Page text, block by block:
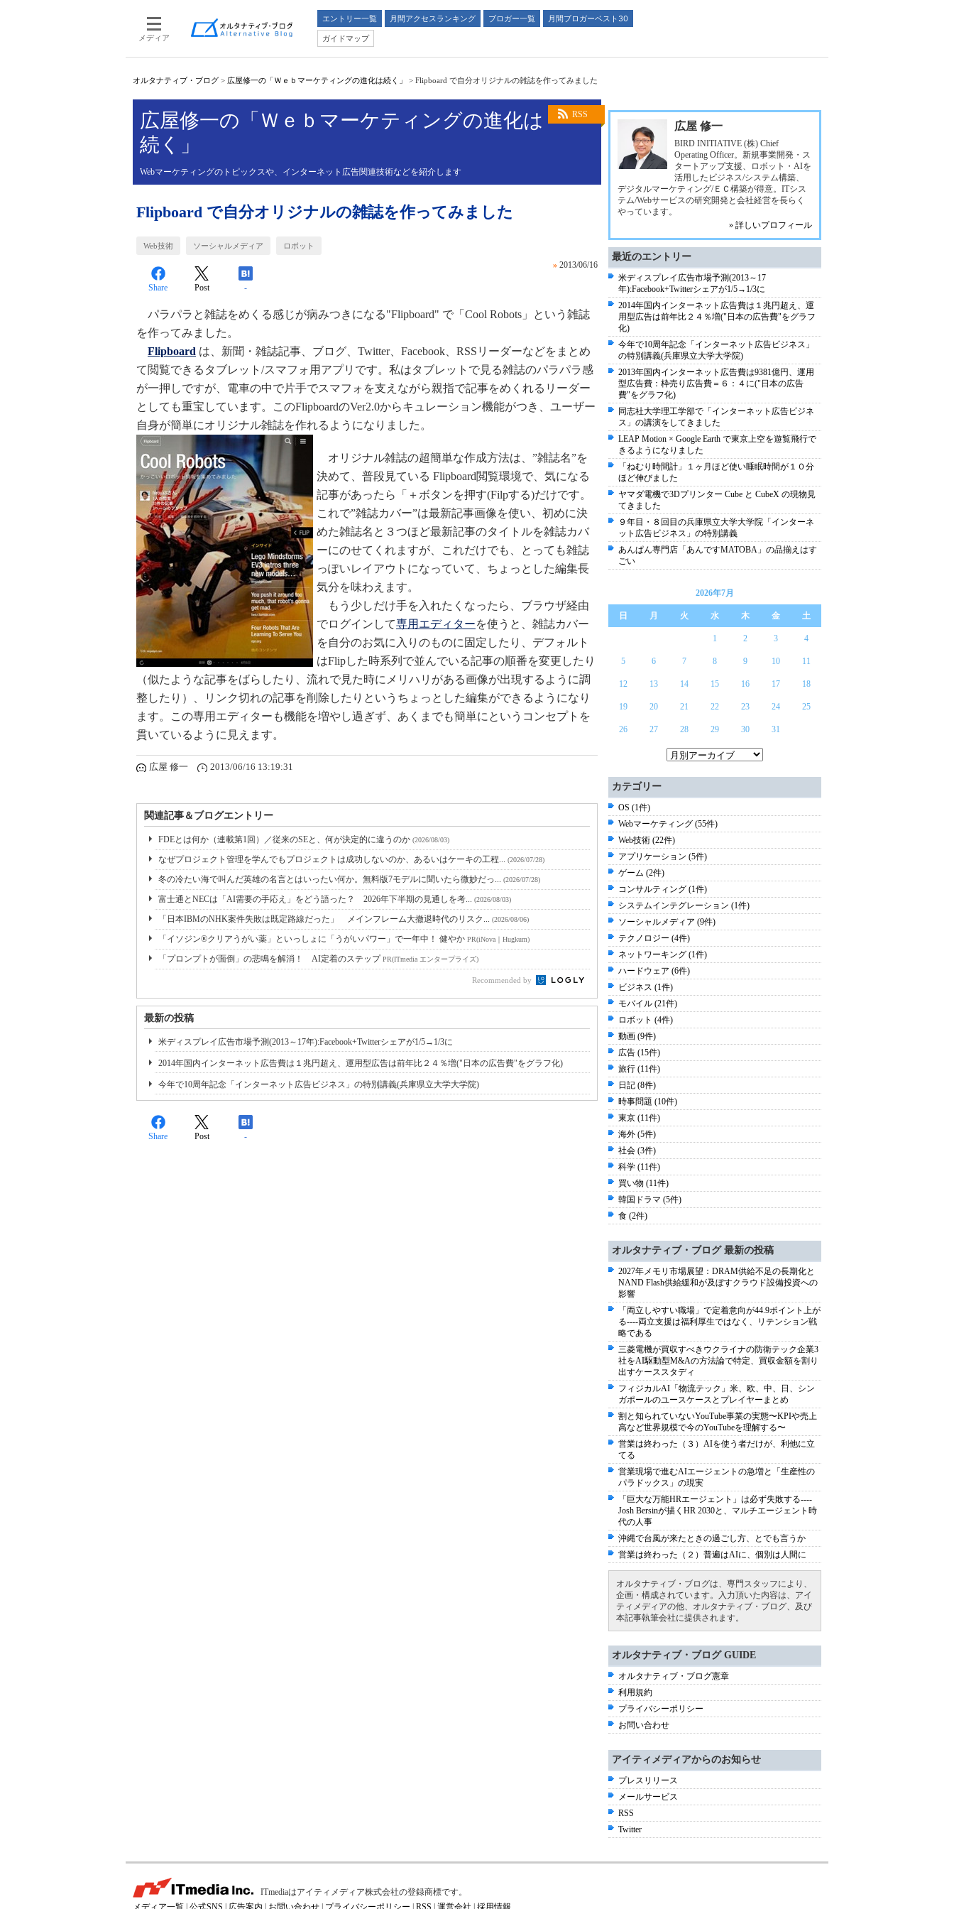
メディア
エントリー一覧 月間アクセスランキング ブロガー一覧
月間ブロガーベスト30
ガイドマップ
オルタナティブ・ブログ > 広屋修一の「Ｗｅｂマーケティングの進化は続く」 > Flipboard で自分オリジナルの雑誌を作ってみました
RSS
広屋修一の「Ｗｅｂマーケティングの進化は
続く」
Webマーケティングのトピックスや、インターネット広告関連技術などを紹介します
Flipboard で自分オリジナルの雑誌を作ってみました
Web技術 ソーシャルメディア ロボット
» 2013/06/16
Share Post -
パラパラと雑誌をめくる感じが病みつきになる"Flipboard" で「Cool Robots」という雑誌
を作ってみました。
Flipboard は、新聞・雑誌記事、ブログ、Twitter、Facebook、RSSリーダーなどをまとめ
て閲覧できるタブレット/スマフォ用アプリです。私はタブレットで見る雑誌のパラパラ感
が一押しですが、電車の中で片手でスマフォを支えながら親指で記事をめくれるリーダー
としても重宝しています。このFlipboardのVer2.0からキュレーション機能がつき、ユーザー
自身が簡単にオリジナル雑誌を作れるようになりました。
オリジナル雑誌の超簡単な作成方法は、”雑誌名”を
決めて、普段見ている Flipboard閲覧環境で、気になる
記事があったら「＋ボタンを押す(Filpする)だけです。
これで”雑誌カバー”は最新記事画像を使い、初めに決
めた雑誌名と３つほど最新記事のタイトルを雑誌カバ
ーにのせてくれますが、これだけでも、とっても雑誌
っぽいレイアウトになっていて、ちょっとした編集長
気分を味わえます。
もう少しだけ手を入れたくなったら、ブラウザ経由
でログインして専用エディターを使うと、雑誌カバー
を自分のお気に入りのものに固定したり、デフォルト
はFlipした時系列で並んでいる記事の順番を変更したり
（似たような記事をばらしたり、流れで見た時にメリハリがある画像が出現するように調
整したり）、リンク切れの記事を削除したりというちょっとした編集ができるようになり
ます。この専用エディターも機能を増やし過ぎず、あくまでも簡単にというコンセプトを
貫いているように見えます。
広屋 修一 2013/06/16 13:19:31
関連記事＆ブログエントリー
FDEとは何か（連載第1回）／従来のSEと、何が決定的に違うのか (2026/08/03)
なぜプロジェクト管理を学んでもプロジェクトは成功しないのか、あるいはケーキの工程... (2026/07/28)
冬の冷たい海で叫んだ英雄の名言とはいったい何か。無料版7モデルに聞いたら微妙だっ... (2026/07/28)
富士通とNECは「AI需要の手応え」をどう語った？ 2026年下半期の見通しを考... (2026/08/03)
「日本IBMのNHK案件失敗は既定路線だった」 メインフレーム大撤退時代のリスク... (2026/08/06)
「イソジン®クリアうがい薬」といっしょに「うがいパワー」で一年中！ 健やか PR(iNova｜Hugkum)
「プロンプトが面倒」の悲鳴を解消！ AI定着のステップPR(ITmedia エンタープライズ)
Recommended by
最新の投稿
米ディスプレイ広告市場予測(2013～17年):Facebook+Twitterシェアが1/5→1/3に
2014年国内インターネット広告費は１兆円超え、運用型広告は前年比２４％増("日本の広告費"をグラフ化)
今年で10周年記念「インターネット広告ビジネス」の特別講義(兵庫県立大学大学院)
Share Post -
広屋 修一
BIRD INITIATIVE (株) Chief
Operating Officer。新規事業開発・ス
タートアップ支援、ロボット・AIを
活用したビジネス/システム構築、
デジタルマーケティング/ＥＣ構築が得意。ITシス
テム/Webサービスの研究開発と会社経営を長らく
やっています。
» 詳しいプロフィール
最近のエントリー
米ディスプレイ広告市場予測(2013～17
年):Facebook+Twitterシェアが1/5→1/3に
2014年国内インターネット広告費は１兆円超え、運
用型広告は前年比２４％増("日本の広告費"をグラフ
化)
今年で10周年記念「インターネット広告ビジネス」
の特別講義(兵庫県立大学大学院)
2013年国内インターネット広告費は9381億円、運用
型広告費：枠売り広告費＝６：４に("日本の広告
費"をグラフ化)
同志社大学理工学部で「インターネット広告ビジネ
ス」の講演をしてきました
LEAP Motion × Google Earth で東京上空を遊覧飛行で
きるようになりました
「ねむり時間計」１ヶ月ほど使い睡眠時間が１０分
ほど伸びました
ヤマダ電機で3Dプリンター Cube と CubeX の現物見
てきました
９年目・８回目の兵庫県立大学大学院「インターネ
ット広告ビジネス」の特別講義
あんぱん専門店「あんですMATOBA」の品揃えはす
ごい
2026年7月
日 月 火 水 木 金 土
1 2 3 4
5 6 7 8 9 10 11
12 13 14 15 16 17 18
19 20 21 22 23 24 25
26 27 28 29 30 31
カテゴリー
OS (1件)
Webマーケティング (55件)
Web技術 (22件)
アプリケーション (5件)
ゲーム (2件)
コンサルティング (1件)
システムインテグレーション (1件)
ソーシャルメディア (9件)
テクノロジー (4件)
ネットワーキング (1件)
ハードウェア (6件)
ビジネス (1件)
モバイル (21件)
ロボット (4件)
動画 (9件)
広告 (15件)
旅行 (11件)
日記 (8件)
時事問題 (10件)
東京 (11件)
海外 (5件)
社会 (3件)
科学 (11件)
買い物 (11件)
韓国ドラマ (5件)
食 (2件)
オルタナティブ・ブログ 最新の投稿
2027年メモリ市場展望：DRAM供給不足の長期化と
NAND Flash供給緩和が及ぼすクラウド設備投資への
影響
「両立しやすい職場」で定着意向が44.9ポイント上が
る----両立支援は福利厚生ではなく、リテンション戦
略である
三菱電機が買収すべきウクライナの防衛テック企業3
社をAI駆動型M&Aの方法論で特定、買収金額を割り
出すケーススタディ
フィジカルAI「物流テック」米、欧、中、日、シン
ガポールのユースケースとプレイヤーまとめ
割と知られていないYouTube事業の実態〜KPIや売上
高など世界規模で今のYouTubeを理解する〜
営業は終わった（３）AIを使う者だけが、利他に立
てる
営業現場で進むAIエージェントの急増と「生産性の
パラドックス」の現実
「巨大な万能HRエージェント」は必ず失敗する----
Josh Bersinが描くHR 2030と、マルチエージェント時
代の人事
沖縄で台風が来たときの過ごし方、とでも言うか
営業は終わった（２）普遍はAIに、個別は人間に
オルタナティブ・ブログは、専門スタッフにより、
企画・構成されています。入力頂いた内容は、アイ
ティメディアの他、オルタナティブ・ブログ、及び
本記事執筆会社に提供されます。
オルタナティブ・ブログ GUIDE
オルタナティブ・ブログ憲章
利用規約
プライバシーポリシー
お問い合わせ
アイティメディアからのお知らせ
プレスリリース
メールサービス
RSS
Twitter
ITmediaはアイティメディア株式会社の登録商標です。
メディア一覧 公式SNS 広告案内 お問い合わせ プライバシーポリシー RSS 運営会社 採用情報